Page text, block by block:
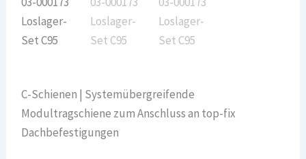
C-Schienen | Systemübergreifende
Modultragschiene zum Anschluss an top-fix
Dachbefestigungen